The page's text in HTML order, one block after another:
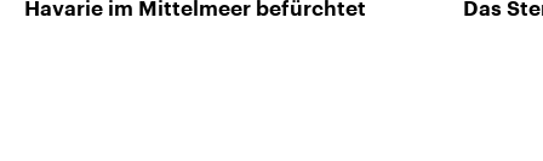
Havarie im Mittelmeer befürchtet
Das